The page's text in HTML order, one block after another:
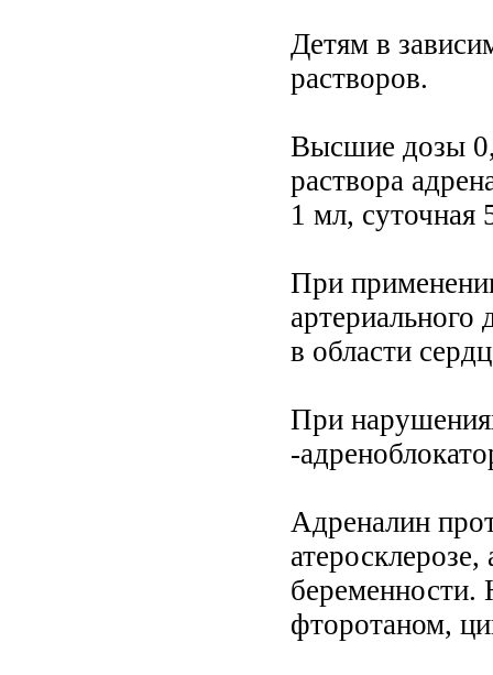
Детям в
растворов.
Высшие дозы
раствора
1 мл, суточная
При
артериального
в области
При
-
Адреналин
беременности.
фторотаном,